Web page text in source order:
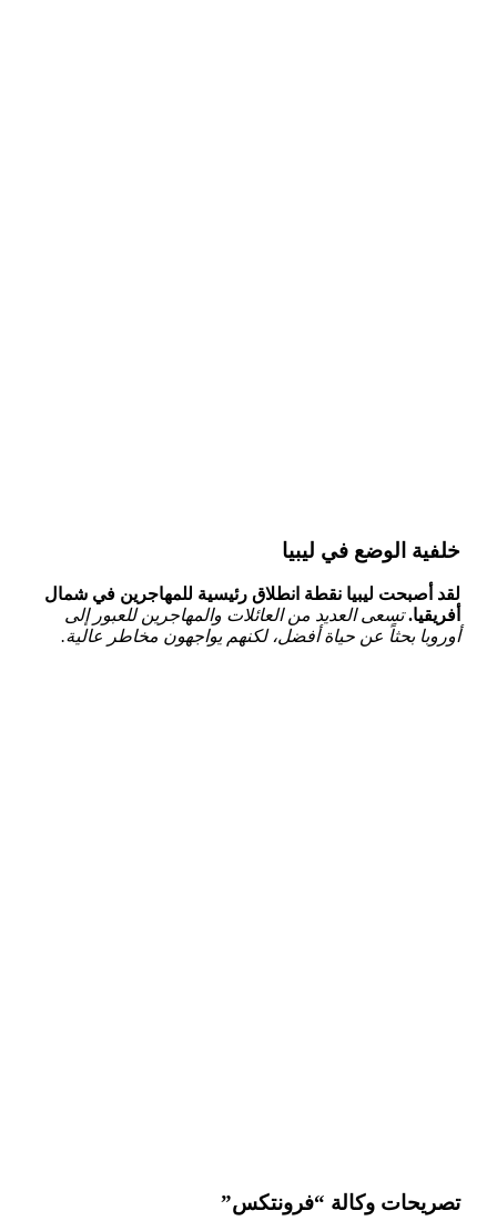
خلفية الوضع في ليبيا
لقد أصبحت ليبيا‍ نقطة⁢ انطلاق رئيسية للمهاجرين في شمال
أفريقيا. تسعى العديد من العائلات والمهاجرين للعبور إلى
أوروبا بحثاً عن حياة أفضل، لكنهم يواجهون⁤ مخاطر عالية.
تصريحات وكالة “فرونتكس”